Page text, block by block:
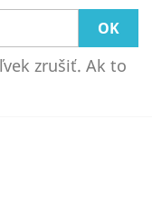
zrušiť. Ak to